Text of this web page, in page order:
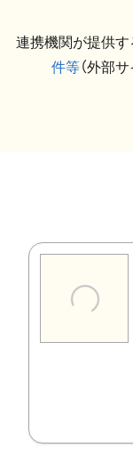
連携機関が提供す
件等（外部